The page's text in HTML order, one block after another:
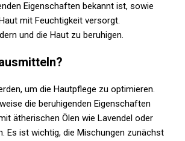
Eigenschaften bekannt ist, sowie
mit Feuchtigkeit versorgt.
und die Haut zu beruhigen.
um die Hautpflege zu optimieren.
die beruhigenden Eigenschaften
ätherischen Ölen wie Lavendel oder
Es ist wichtig, die Mischungen zunächst